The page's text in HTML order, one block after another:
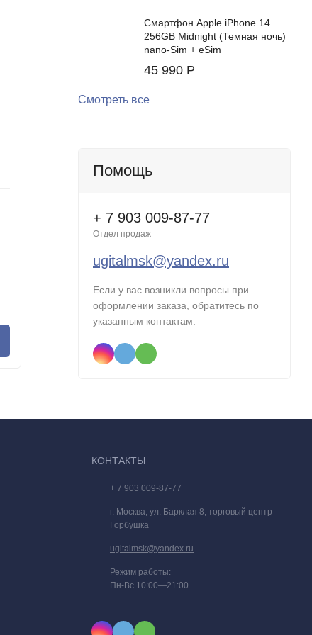
160 490 Р
В корзину
Смартфон Apple iPhone 14
256GB Midnight (Темная ночь)
nano-Sim + eSim
45 990 Р
Смотреть все
Помощь
+ 7 903 009-87-77
Отдел продаж
ugitalmsk@yandex.ru
Если у вас возникли вопросы при
оформлении заказа, обратитесь по
указанным контактам.
КОНТАКТЫ
+ 7 903 009-87-77
г. Москва, ул. Барклая 8, торговый центр
Горбушка
ugitalmsk@yandex.ru
Режим работы:
Пн-Вс 10:00—21:00